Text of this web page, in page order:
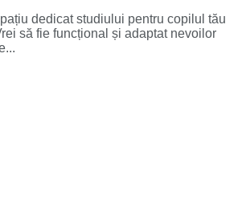
dedicat studiului pentru copilul tău
să fie funcțional și adaptat nevoilor